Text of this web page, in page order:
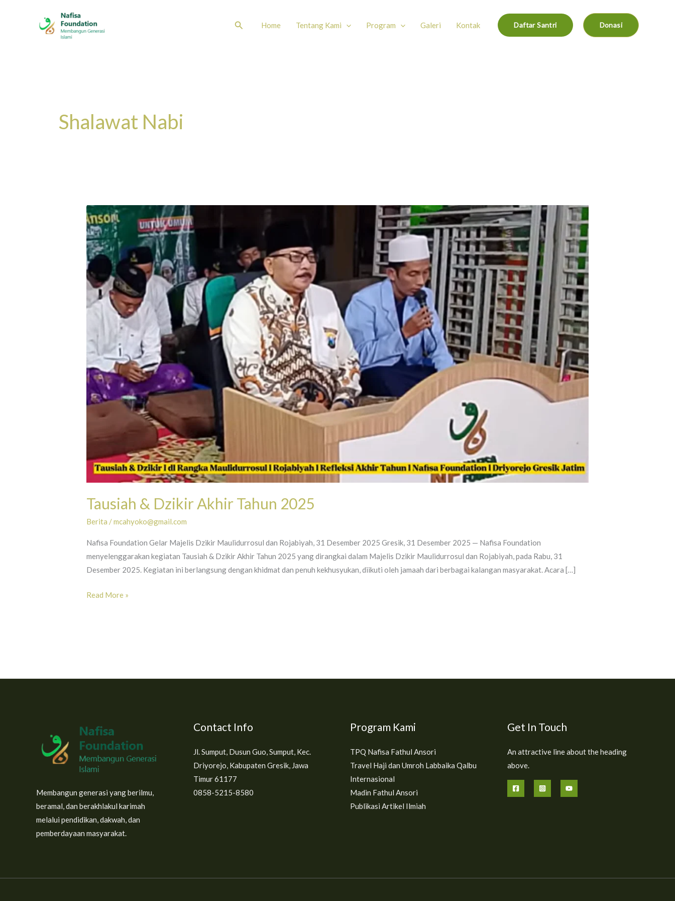
Search Home Tentang Kami Program Galeri Kontak Daftar Santri Donasi
Shalawat Nabi
Tausiah & Dzikir Akhir Tahun 2025
Berita /mcahyoko@gmail.com
Nafisa Foundation Gelar Majelis Dzikir Maulidurrosul dan Rojabiyah, 31 Desember 2025 Gresik, 31 Desember 2025 — Nafisa Foundation
menyelenggarakan kegiatan Tausiah & Dzikir Akhir Tahun 2025 yang dirangkai dalam Majelis Dzikir Maulidurrosul dan Rojabiyah, pada Rabu, 31
Desember 2025. Kegiatan ini berlangsung dengan khidmat dan penuh kekhusyukan, diikuti oleh jamaah dari berbagai kalangan masyarakat. Acara […]
Tausiah
Read More »
Membangun generasi yang berilmu,
beramal, dan berakhlakul karimah
melalui pendidikan, dakwah, dan
pemberdayaan masyarakat.
Contact Info
Jl. Sumput, Dusun Guo, Sumput, Kec.
Driyorejo, Kabupaten Gresik, Jawa
Timur 61177
0858-5215-8580
Program Kami
TPQ Nafisa Fathul Ansori
Travel Haji dan Umroh Labbaika Qalbu
Internasional
Madin Fathul Ansori
Publikasi Artikel Ilmiah
Get In Touch
An attractive line about the heading
above.